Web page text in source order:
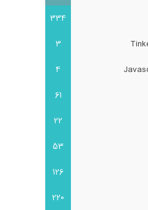
334
3
4
61
22
53
126
220